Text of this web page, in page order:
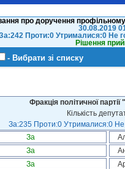
про доручення
30.08.2019
Проти:0 Утрималися:0 Не
Рішення
- Вибрати зі списку
Фракція політичної
Кількість
За:235 Проти:0 Утрималися:0 Не
За
За
За